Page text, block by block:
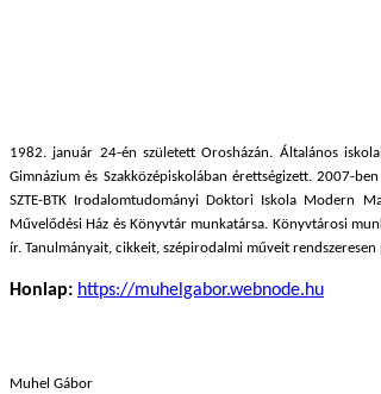
1982. január 24-én született Orosházán. Általános
Gimnázium és Szakközépiskolában érettségizett. 2007-
SZTE-BTK Irodalomtudományi Doktori Iskola Modern
Művelődési Ház és Könyvtár munkatársa. Könyvtárosi
ír. Tanulmányait, cikkeit, szépirodalmi műveit
Honlap: https://muhelgabor.webnode.hu
Muhel Gábor